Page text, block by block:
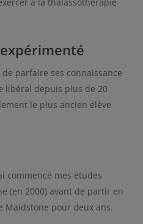
parfaire ses connaissance
libéral depuis plus de 20
le plus ancien élève
commencé mes études
(en 2000) avant de partir en
Maidstone pour deux ans.